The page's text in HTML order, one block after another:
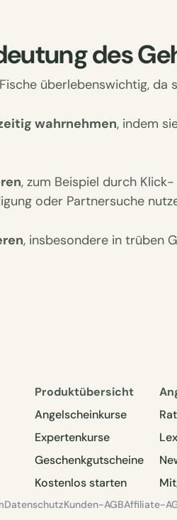
des
überlebenswichtig, da
wahrnehmen, indem
, zum Beispiel durch
oder Partnersuche
, insbesondere in trüben
Produktübersicht
Angelscheinkurse
Expertenkurse
Geschenkgutscheine
Kostenlos starten
DatenschutzKunden-AGBAffiliate-